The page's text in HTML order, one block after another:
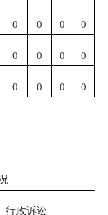
0 0 0 0
0 0 0 0
0 0 0 0
行政诉讼